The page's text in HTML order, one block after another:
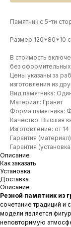
Памятник с 5-ти
Размер 120*80*10
В стоимость
без оформительных
Цены указаны за
изготовления из
Вид памятника:
Материал: Гранит
Форма памятника:
Качество: Высшая
Изготовление: от
Гарантия
Гарантия
Описание
Как заказать
Установка
Доставка
Описание
Резной памятник из
сочетание традиций и
модели является
неповторимую